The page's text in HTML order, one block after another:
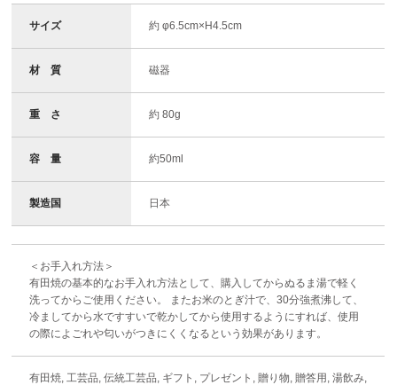
サイズ 約 φ6.5cm×H4.5cm
材 質 磁器
重 さ 約 80g
容 量 約50ml
製造国 日本
＜お手入れ方法＞
有田焼の基本的なお手入れ方法として、購入してからぬるま湯で軽く
洗ってからご使用ください。 またお米のとぎ汁で、30分強煮沸して、
冷ましてから水ですすいで乾かしてから使用するようにすれば、使用
の際によごれや匂いがつきにくくなるという効果があります。
有田焼, 工芸品, 伝統工芸品, ギフト, プレゼント, 贈り物, 贈答用, 湯飲み,